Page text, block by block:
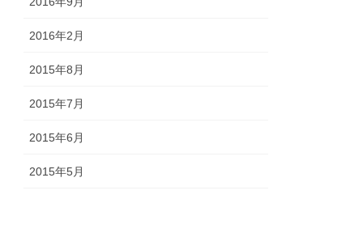
2016年2月
2015年8月
2015年7月
2015年6月
2015年5月